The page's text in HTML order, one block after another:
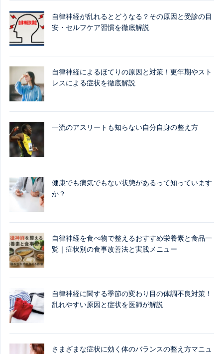
自律神経が乱れるとどうなる？その原因と受診の目
安・セルフケア習慣を徹底解説
自律神経によるほてりの原因と対策！更年期やスト
レスによる症状を徹底解説
一流のアスリートも知らない自分自身の整え方
健康でも病気でもない状態があるって知っています
か？
自律神経を食べ物で整えるおすすめ栄養素と食品一
覧｜症状別の食事改善法と実践メニュー
自律神経に関する季節の変わり目の体調不良対策！
乱れやすい原因と症状を医師が解説
さまざまな症状に効く体のバランスの整え方マニュ